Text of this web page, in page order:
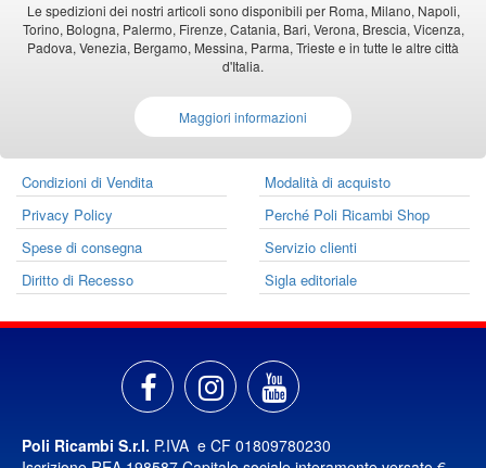
Le spedizioni dei nostri articoli sono disponibili per Roma, Milano, Napoli,
Torino, Bologna, Palermo, Firenze, Catania, Bari, Verona, Brescia, Vicenza,
Padova, Venezia, Bergamo, Messina, Parma, Trieste e in tutte le altre città
d'Italia.
Maggiori informazioni
Condizioni di Vendita
Modalità di acquisto
Privacy Policy
Perché Poli Ricambi Shop
Spese di consegna
Servizio clienti
Diritto di Recesso
Sigla editoriale
Poli Ricambi S.r.l. P.IVA e CF 01809780230